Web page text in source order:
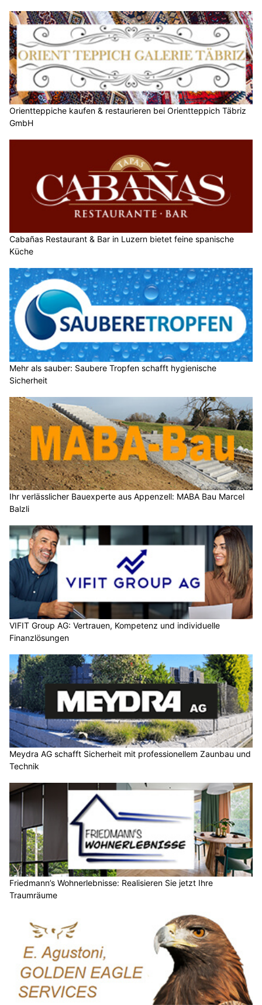
Orientteppiche kaufen & restaurieren bei Orientteppich Täbriz
GmbH
Cabañas Restaurant & Bar in Luzern bietet feine spanische
Küche
Mehr als sauber: Saubere Tropfen schafft hygienische
Sicherheit
Ihr verlässlicher Bauexperte aus Appenzell: MABA Bau Marcel
Balzli
VIFIT Group AG: Vertrauen, Kompetenz und individuelle
Finanzlösungen
Meydra AG schafft Sicherheit mit professionellem Zaunbau und
Technik
Friedmann’s Wohnerlebnisse: Realisieren Sie jetzt Ihre
Traumräume